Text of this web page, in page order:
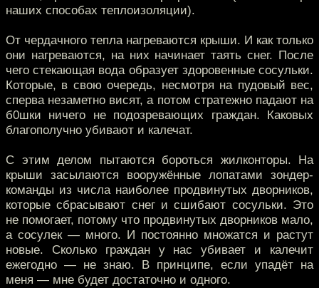
наших способах теплоизоляции).
От чердачного тепла нагреваются крыши. И как только
они нагреваются, на них начинает таять снег. После
чего стекающая вода образует здоровенные сосульки.
Которые, в свою очередь, несмотря на пудовый вес,
сперва незаметно висят, а потом стратежно падают на
б0шки ничего не подозревающих граждан. Каковых
благополучно убивают и калечат.
С этим делом пытаются бороться жилконторы. На
крыши засылаются вооружённые лопатами зондер-
команды из числа наиболее продвинутых дворников,
которые сбрасывают снег и сшибают сосульки. Это
не помогает, потому что продвинутых дворников мало,
а сосулек — много. И постоянно множатся и растут
новые. Сколько граждан у нас убивает и калечит
ежегодно — не знаю. В принципе, если упадёт на
меня — мне будет достаточно и одного.